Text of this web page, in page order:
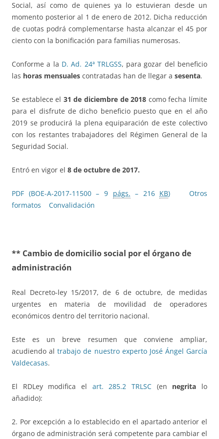
Social, así como de quienes ya lo estuvieran desde un
momento posterior al 1 de enero de 2012. Dicha reducción
de cuotas podrá complementarse hasta alcanzar el 45 por
ciento con la bonificación para familias numerosas.
Conforme a la D. Ad. 24ª TRLGSS, para gozar del beneficio
las horas mensuales contratadas han de llegar a sesenta.
Se establece el 31 de diciembre de 2018 como fecha límite
para el disfrute de dicho beneficio puesto que en el año
2019 se producirá la plena equiparación de este colectivo
con los restantes trabajadores del Régimen General de la
Seguridad Social.
Entró en vigor el 8 de octubre de 2017.
PDF (BOE-A-2017-11500 – 9 págs. – 216 KB)
Otros
formatos
Convalidación
** Cambio de domicilio social por el órgano de
administración
Real Decreto-ley 15/2017, de 6 de octubre, de medidas
urgentes en materia de movilidad de operadores
económicos dentro del territorio nacional.
Este es un breve resumen que conviene ampliar,
acudiendo al trabajo de nuestro experto José Ángel García
Valdecasas.
El RDLey modifica el art. 285.2 TRLSC (en negrita lo
añadido):
2. Por excepción a lo establecido en el apartado anterior el
órgano de administración será competente para cambiar el